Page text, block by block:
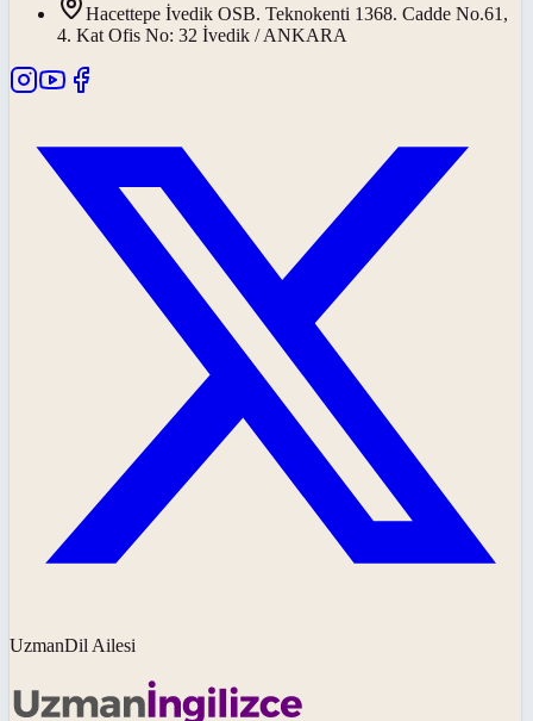
Hacettepe İvedik OSB. Teknokenti 1368. Cadde No.61,
4. Kat Ofis No: 32 İvedik / ANKARA
UzmanDil Ailesi